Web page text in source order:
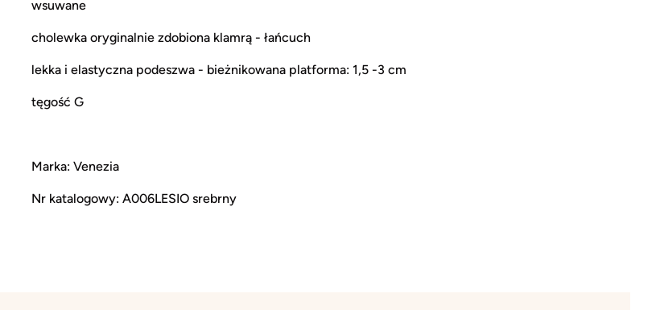
wsuwane
cholewka oryginalnie zdobiona klamrą - łańcuch
lekka i elastyczna podeszwa - bieżnikowana platforma: 1,5 -3 cm
tęgość G
Marka: Venezia
Nr katalogowy: A006LESIO srebrny